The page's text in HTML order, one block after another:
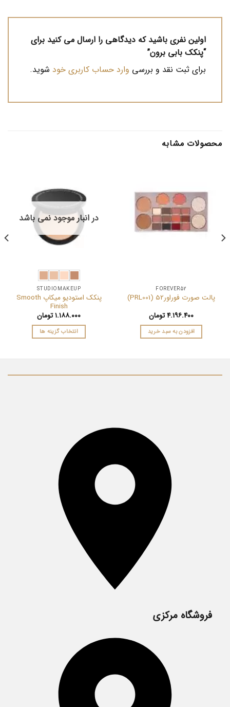
اولین نفری باشید که دیدگاهی را ارسال می کنید برای
“پنکک بابی برون”
برای ثبت نقد و بررسی وارد حساب کاربری خود شوید.
محصولات مشابه
FOREVER52
پالت صورت فوراور52 (PRL001)
۴.۱۹۶.۴۰۰تومان
افزودن به سبد خرید
در انبار موجود نمی باشد
STUDIOMAKEUP
پنکک استودیو میکاپ Smooth
Finish
۱.۱۸۸.۰۰۰تومان
انتخاب گزینه ها
انواع
صفحه
محصول
انتخاب
فروشگاه مرکزی